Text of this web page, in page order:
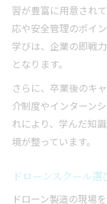
資格取得後
ドローンス
理由
習が豊富に用意され
応や安全管理のポイ
学びは、企業の即戦
となります。
さらに、卒業後のキ
介制度やインターン
れにより、学んだ知
境が整っています。
ドローンスクール
ドローン製造の現場